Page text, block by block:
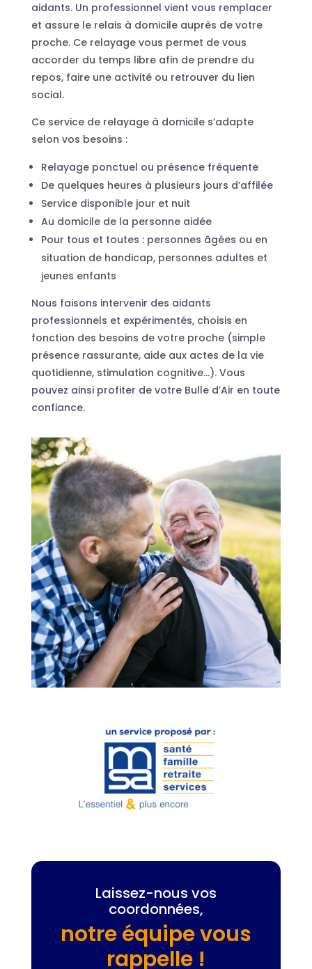
aidants. Un professionnel vient vous remplacer
et assure le relais à domicile auprès de votre
proche. Ce relayage vous permet de vous
accorder du temps libre afin de prendre du
repos, faire une activité ou retrouver du lien
social.
Ce service de relayage à domicile s’adapte
selon vos besoins :
Relayage ponctuel ou présence fréquente
De quelques heures à plusieurs jours d’affilée
Service disponible jour et nuit
Au domicile de la personne aidée
Pour tous et toutes : personnes âgées ou en
situation de handicap, personnes adultes et
jeunes enfants
Nous faisons intervenir des aidants
professionnels et expérimentés, choisis en
fonction des besoins de votre proche (simple
présence rassurante, aide aux actes de la vie
quotidienne, stimulation cognitive…). Vous
pouvez ainsi profiter de votre Bulle d’Air en toute
confiance.
Laissez-nous vos
coordonnées,
notre équipe vous
rappelle !